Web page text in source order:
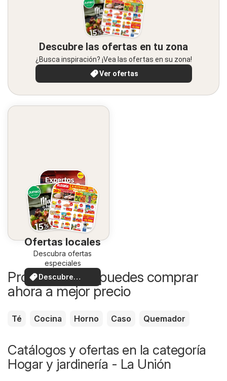
Descubre las ofertas en tu zona
¿Busca inspiración? ¡Vea las ofertas en su zona!
Ver ofertas
Ofertas locales
Descubra ofertas
especiales
Descubre
ofertas
Productos que puedes comprar
ahora a mejor precio
Té Cocina Horno Caso Quemador
Catálogos y ofertas en la categoría
Hogar y jardinería - La Unión